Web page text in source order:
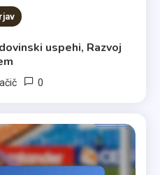
uspehi, Razvoj
0